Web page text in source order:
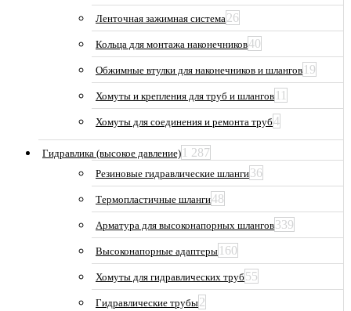
Ленточная зажимная система26
Кольца для монтажа наконечников40
Обжимные втулки для наконечников и шлангов 19
Хомуты и крепления для труб и шлангов 11
Хомуты для соединения и ремонта труб4
Гидравлика (высокое давление) 1 287
Резиновые гидравлические шланги36
Термопластичные шланги48
Арматура для высоконапорных шлангов339
Высоконапорные адаптеры 160
Хомуты для гидравлических труб 55
Гидравлические трубы2